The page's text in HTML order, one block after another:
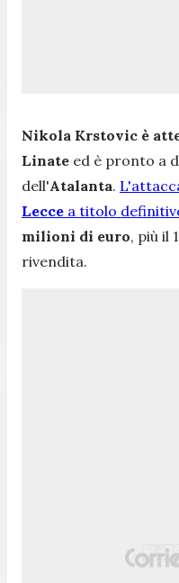
Nikola Krstovic è
Linate ed è pronto a
dell'Atalanta.
Lecce a titolo
milioni di euro, più il
rivendita.